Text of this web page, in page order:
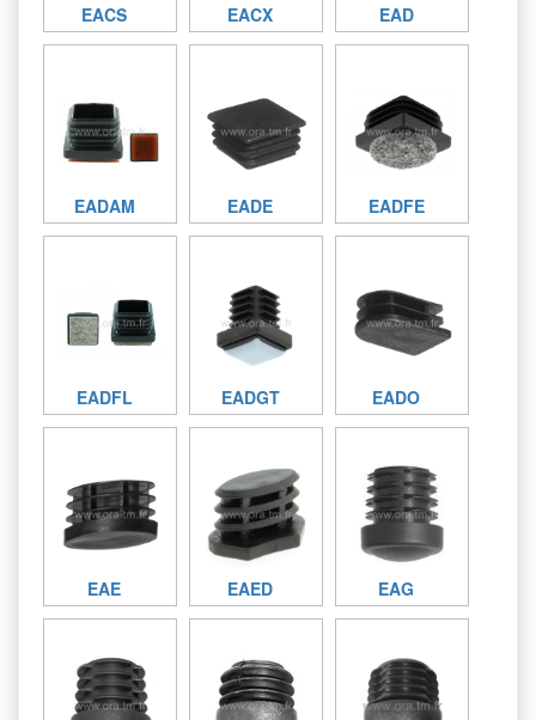
EACS EACX EAD
EADAM EADE EADFE
EADFL EADGT EADO
EAE EAED EAG